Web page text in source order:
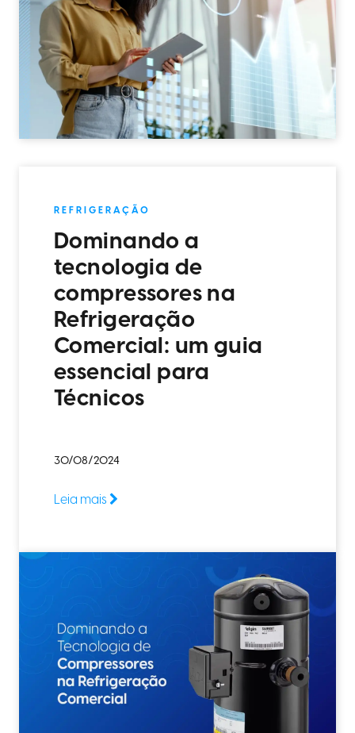
REFRIGERAÇÃO
Dominando a
tecnologia de
compressores na
Refrigeração
Comercial: um guia
essencial para
Técnicos
30/08/2024
Leia mais